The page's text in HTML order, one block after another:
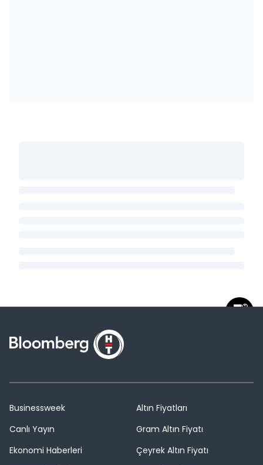
Businessweek
Canlı Yayın
Ekonomi Haberleri
Altın Fiyatları
Gram Altın Fiyatı
Çeyrek Altın Fiyatı